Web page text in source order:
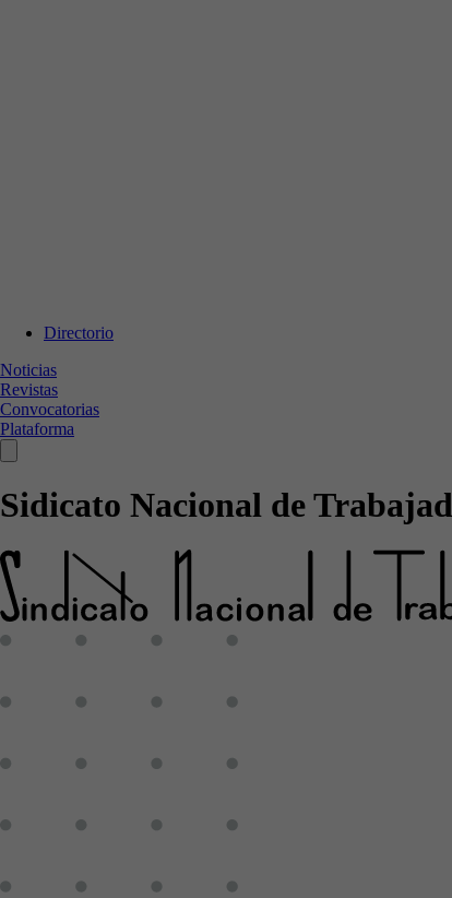
Directorio
Noticias
Revistas
Convocatorias
Plataforma
Sidicato Nacional de